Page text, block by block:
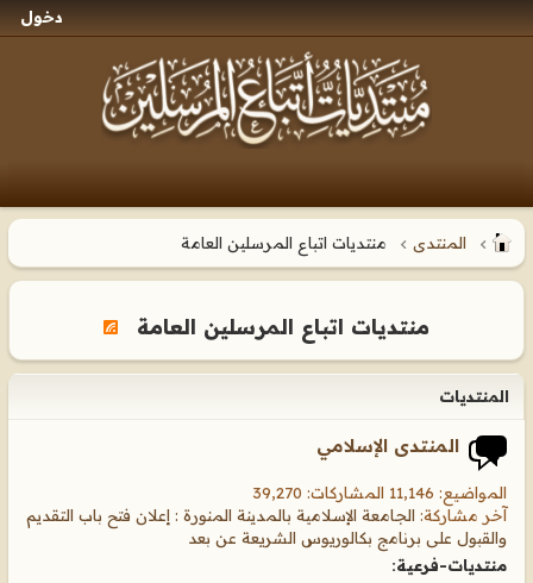
دخول
المنتدى منتديات اتباع المرسلين العامة
منتديات اتباع المرسلين العامة
المنتديات
المنتدى الإسلامي
المواضيع: 11,146 المشاركات: 39,270
آخر مشاركة: الجامعة الإسلامية بالمدينة المنورة : إعلان فتح باب التقديم
والقبول على برنامج بكالوريوس الشريعة عن بعد
منتديات-فرعية: